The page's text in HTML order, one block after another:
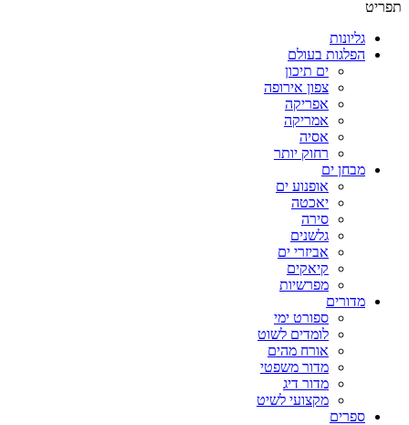
תפריט
גליונות
הפלגות בעולם
ים תיכון
צפון אירופה
אפריקה
אמריקה
אסיה
רחוק יותר
מבחן ים
אופנוע ים
יאכטה
סירה
גלשנים
אביזרי ים
קיאקים
מפרשיות
מדורים
ספורט ימי
לומדים לשוט
אורח מהים
מדור משפטי
מדור דיג
מקצועי לשיט
ספרים